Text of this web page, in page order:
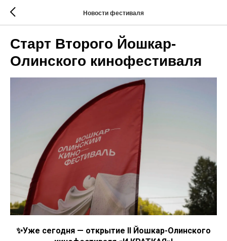
Новости фестиваля
Старт Второго Йошкар-
Олинского кинофестиваля
✨Уже сегодня — открытие II Йошкар-Олинского